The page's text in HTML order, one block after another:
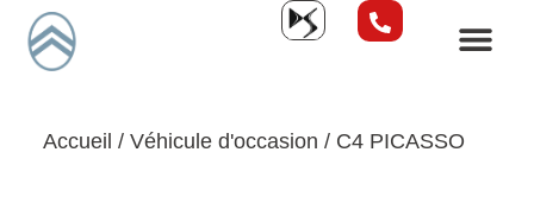
Accueil / Véhicule d'occasion / C4 PICASSO